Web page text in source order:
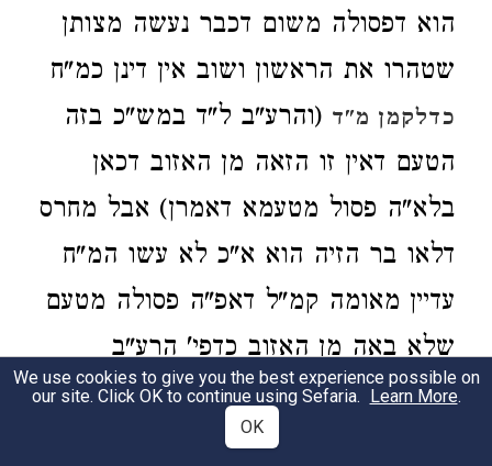
הוא דפסולה משום דכבר נעשה מצותן
שטהרו את הראשון ושוב אין דינן כמ"ח
כדלקמן מ"ד (והרע"ב ל"ד במש"כ בזה
הטעם דאין זו הזאה מן האזוב דכאן
בלא"ה פסול מטעמא דאמרן) אבל מחרס
דלאו בר הזיה הוא א"כ לא עשו המ"ח
עדיין מאומה קמ"ל דאפ"ה פסולה מטעם
שלא באה מן האזוב כדפי' הרע"ב
ברישא. ועמש"כ בס"דבסנהדרין (ע"ז ב')
תמיה על מפרשי משנה זו ועל הרע"ב
We use cookies to give you the best experience possible on
our site. Click OK to continue using Sefaria. Learn More.
OK